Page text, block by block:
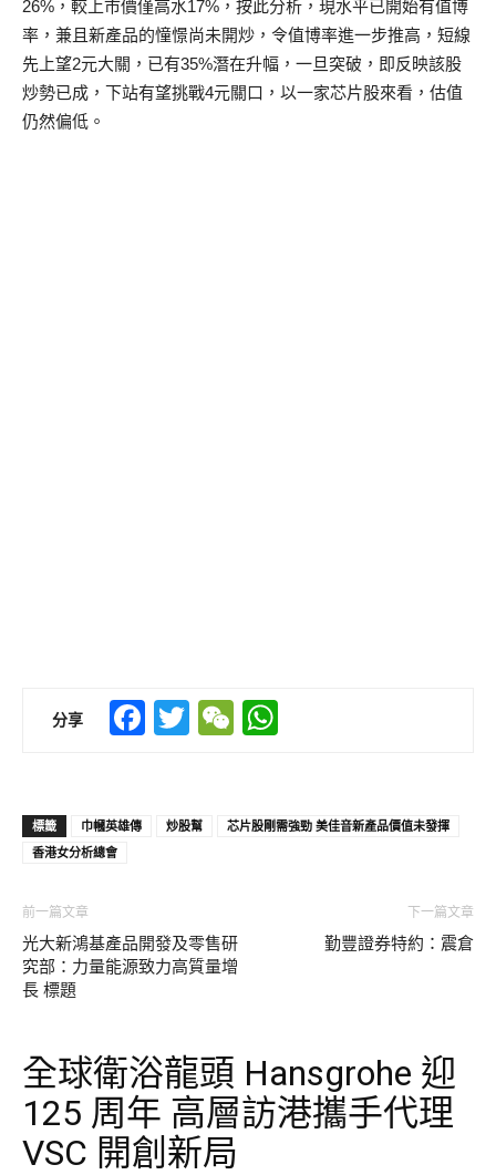
26%，較上市價僅高水17%，按此分析，現水平已開始有值博
率，兼且新產品的憧憬尚未開炒，令值博率進一步推高，短線
先上望2元大關，已有35%潛在升幅，一旦突破，即反映該股
炒勢已成，下站有望挑戰4元關口，以一家芯片股來看，估值
仍然偏低。
分享 Facebook
TwitterWeChat
標籤 巾幗英雄傳 炒股幫
芯片股剛需強勁 美佳音新產品價值未發揮
香港女分析總會
前一篇文章
光大新鴻基產品開發及零售研
究部：力量能源致力高質量增
長 標題
下一篇文章
勤豐證券特約：震倉
全球衛浴龍頭 Hansgrohe 迎
125 周年 高層訪港攜手代理
VSC 開創新局